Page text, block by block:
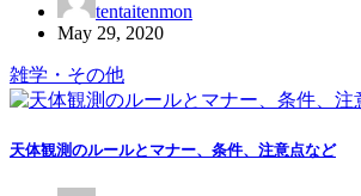
tentaitenmon
May 29, 2020
雑学・その他
天体観測のルールとマナー、条件、注意点など